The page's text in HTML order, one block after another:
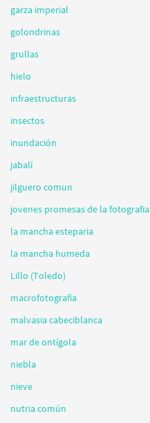
garza imperial
golondrinas
grullas
hielo
infraestructuras
insectos
inundación
jabalí
jilguero comun
jovenes promesas de la fotografia
la mancha esteparia
la mancha humeda
Lillo (Toledo)
macrofotografía
malvasia cabeciblanca
mar de ontígola
niebla
nieve
nutria común